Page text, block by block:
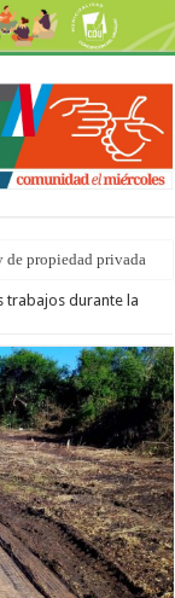
de propiedad privada
trabajos durante la